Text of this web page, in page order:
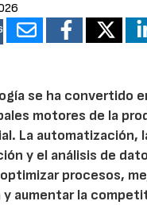
se ha convertido
motores de la
La automatización,
y el análisis de
procesos,
aumentar la